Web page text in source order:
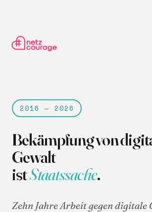
2016 — 2026
Bekämpfung von
Gewalt
istStaatssache.
Zehn Jahre Arbeit gegen digitale